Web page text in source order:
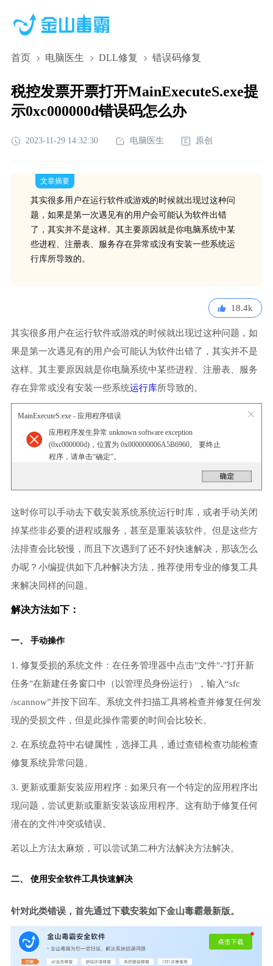
首页 电脑医生 DLL修复 错误码修复
税控发票开票打开MainExecuteS.exe提
示0xc000000d错误码怎么办
2023-11-29 14:32:30 电脑医生 原创
文章摘要
其实很多用户在运行软件或游戏的时候就出现过这种问
题，如果是第一次遇见有的用户会可能认为软件出错
了，其实并不是这样。其主要原因就是你电脑系统中某
些进程、注册表、服务存在异常或没有安装一些系统运
行库所导致的。
18.4k
其实很多用户在运行软件或游戏的时候就出现过这种问题，如
果是第一次遇见有的用户会可能认为软件出错了，其实并不是
这样。其主要原因就是你电脑系统中某些进程、注册表、服务
存在异常或没有安装一些系统运行库所导致的。
MainExecuteS.exe - 应用程序错误
应用程序发生异常 unknown software exception
(0xc000000d)，位置为 0x000000006A5B6960。 要终止
程序，请单击“确定”。
这时你可以手动去下载安装系统系统运行时库，或者手动关闭
掉某些非必要的进程或服务，甚至是重装该软件。但是这些方
法排查会比较慢，而且下次遇到了还不好快速解决，那该怎么
办呢？小编提供如下几种解决方法，推荐使用专业的修复工具
来解决同样的问题。
解决方法如下：
一、 手动操作
1. 修复受损的系统文件：在任务管理器中点击"文件"-"打开新
任务"在新建任务窗口中（以管理员身份运行），输入“sfc
/scannow”并按下回车。系统文件扫描工具将检查并修复任何发
现的受损文件，但是此操作需要的时间会比较长。
2. 在系统盘符中右键属性，选择工具，通过查错检查功能检查
修复系统异常问题。
3. 更新或重新安装应用程序：如果只有一个特定的应用程序出
现问题，尝试更新或重新安装该应用程序。这有助于修复任何
潜在的文件冲突或错误。
若以上方法太麻烦，可以尝试第二种方法解决方法解决。
二、 使用安全软件工具快速解决
针对此类错误，首先通过下载安装如下金山毒霸最新版。